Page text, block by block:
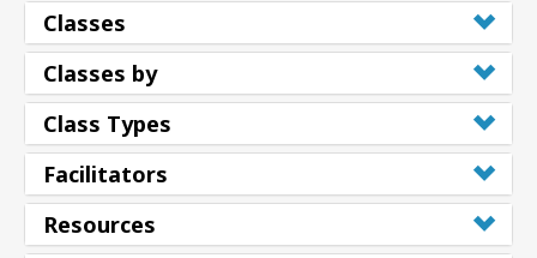
Classes
Classes by
Class Types
Facilitators
Resources